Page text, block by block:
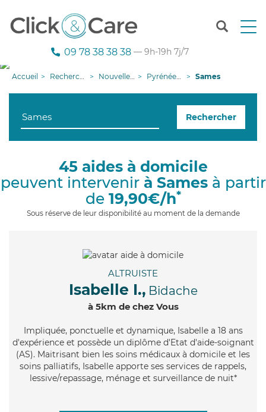
T
n
g
i
09 78 38 38 38 — 9h-19h 7j/7
Accueil Recherche aide à domicile Nouvelle-Aquitaine Pyrénées-Atlantiques Sames
Rechercher
45 aides à domicile
peuvent intervenir à Samesà partir
de 19,90€/h*
Sous réserve de leur disponibilité au moment de la demande
ALTRUISTE
Isabelle I., Bidache
à 5km de chez Vous
Impliquée, ponctuelle et dynamique, Isabelle a 18 ans
d'expérience et possède un diplôme d'Etat d'aide-soignant
(AS). Maitrisant bien les soins médicaux à domicile et les
soins palliatifs, Isabelle apporte ses services de rappels,
lessive/repassage, ménage et surveillance de nuit*